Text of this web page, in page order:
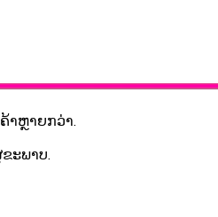
າຫຼາຍກວ່າ.
ະພາບ.